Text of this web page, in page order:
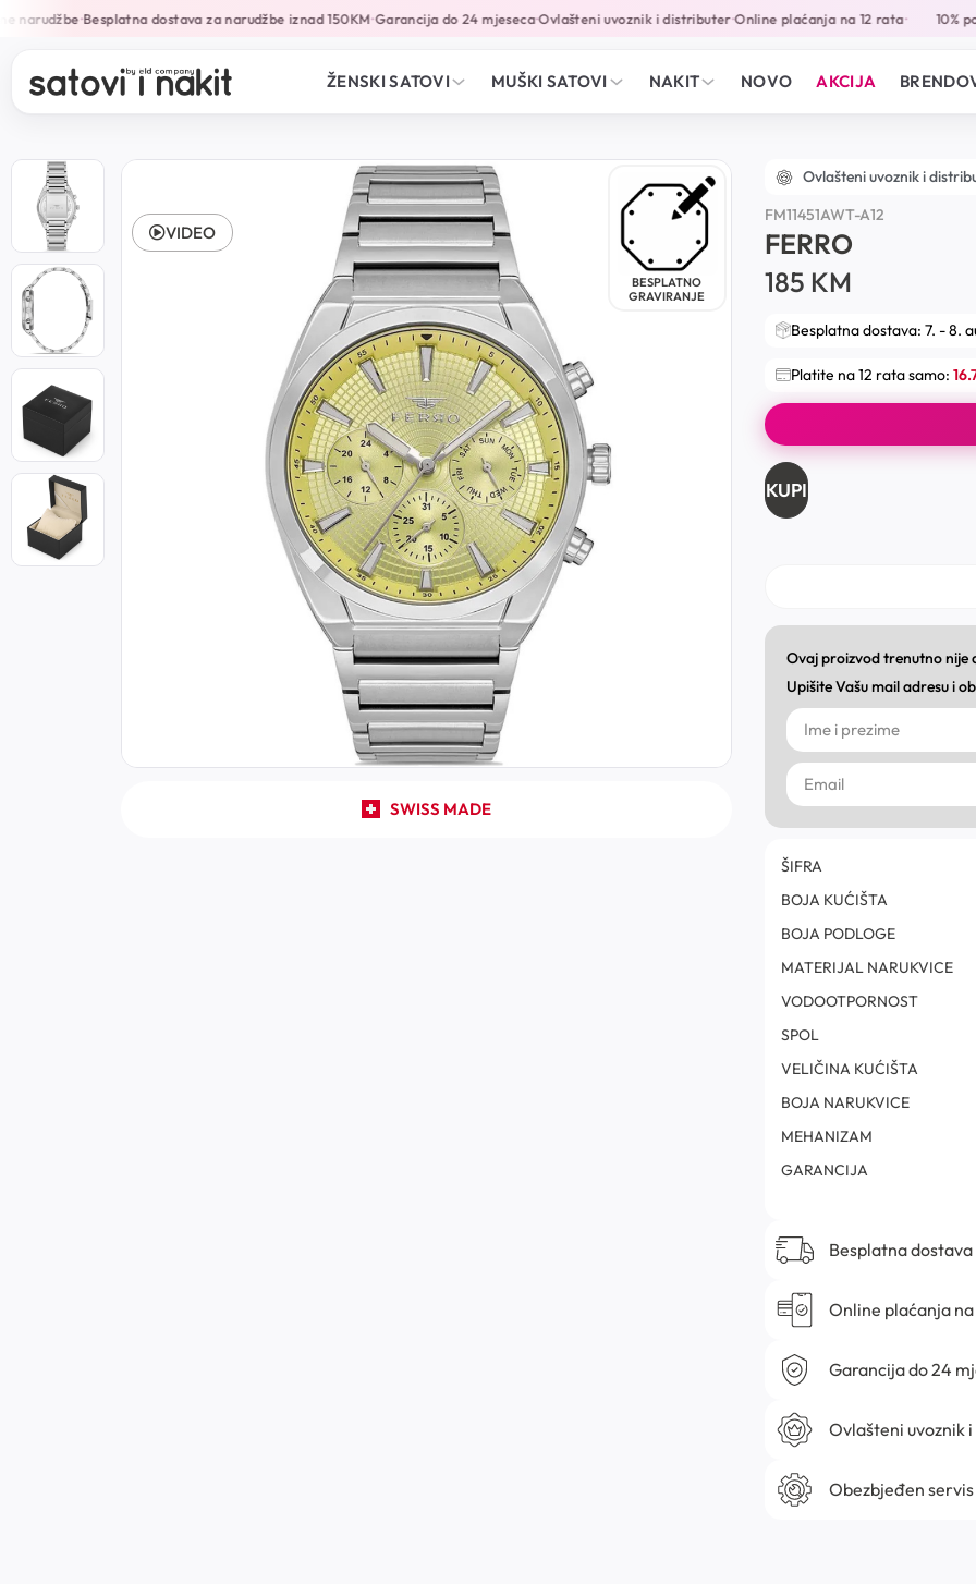
narudžbe•Besplatna dostava za narudžbe iznad 150KM•Garancija do 24 mjeseca•Ovlašteni uvoznik i distributer•Online plaćanja na 12 rata• 10%
ŽENSKI SATOVI MUŠKI SATOVI NAKIT NOVO AKCIJA
BESPLATNO
GRAVIRANJE
SWISS MADE
VIDEO
Ovlašteni uvoznik i
FM11451AWT-A12
FERRO
185 KM
Besplatna dostava: 7. - 8.
Platite na 12 rata samo:
KUPI
Ovaj proizvod trenutno nije
Upišite Vašu mail adresu i
ŠIFRA
BOJA KUĆIŠTA
BOJA PODLOGE
MATERIJAL NARUKVICE
VODOOTPORNOST
SPOL
VELIČINA KUĆIŠTA
BOJA NARUKVICE
MEHANIZAM
GARANCIJA
Besplatna
Online plaćanja na
Garancija do 24
Ovlašteni uvoznik
Obezbjeđen servis